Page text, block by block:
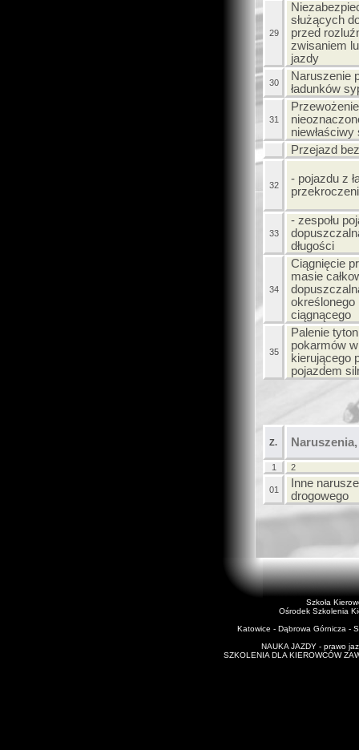
29
służących
przed
zwisaniem
jazdy
30
Naruszenie
ładunków
31
niewłaściwy
Przejazd
32
- pojazdu z
33
- zespołu
długości
34
Ciągnięcie
masie
określonego
ciągnącego
35
Palenie
pokarmów
kierującego
pojazdem
Z.
1 2
01
Inne
drogowego
Szkoła
Ośrodek Szkolenia
Katowice - Dąbrowa Górnicza -
NAUKA JAZDY - prawo
SZKOLENIA DLA KIEROWCÓW